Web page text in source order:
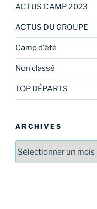
ACTUS CAMP 2023
ACTUS DU GROUPE
Camp d'été
Non classé
TOP DÉPARTS
ARCHIVES